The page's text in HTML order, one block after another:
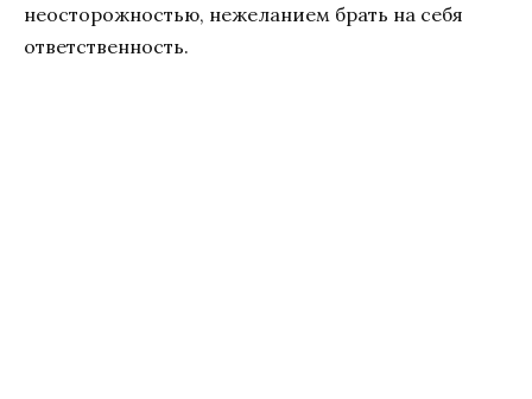
неосторожностью, нежеланием брать на себя
ответственность.